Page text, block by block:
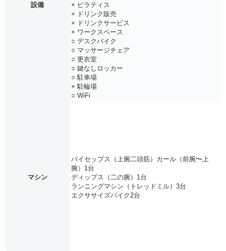
設備
× ピラティス
× ドリンク販売
× ドリンクサービス
× ワークスペース
○ デスクバイク
○ マッサージチェア
○ 更衣室
○ 鍵なしロッカー
○ 駐車場
× 駐輪場
○ WiFi
マシン
バイセップス（上腕二頭筋）カール（前腕〜上
腕）1台
ディップス（二の腕）1台
ランニングマシン（トレッドミル）3台
エクササイズバイク2台